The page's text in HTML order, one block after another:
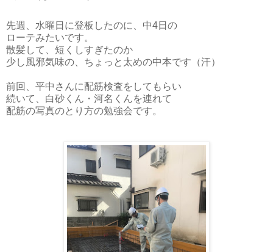
先週、水曜日に登板したのに、中4日の
ローテみたいです。
散髪して、短くしすぎたのか
少し風邪気味の、ちょっと太めの中本です（汗）
前回、平中さんに配筋検査をしてもらい
続いて、白砂くん・河名くんを連れて
配筋の写真のとり方の勉強会です。